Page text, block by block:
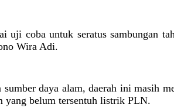
coba untuk seratus sambungan
Wira Adi.
daya alam, daerah ini masih
yang belum tersentuh listrik PLN.